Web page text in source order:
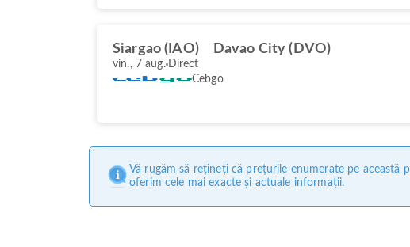
Siargao (IAO) Davao City (DVO)
vin., 7 aug. Direct
Cebgo
Vă rugăm să rețineți că prețurile enumerate pe
oferim cele mai exacte și actuale informații.